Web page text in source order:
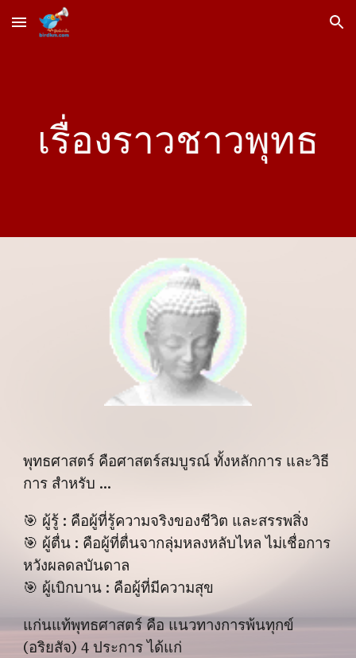
Skip to main content Skip to navigation
เรื่องราวชาวพุทธ
พุทธศาสตร์ คือศาสตร์สมบูรณ์ ทั้งหลักการ และวิธี
การ สำหรับ ...
🎯 ผู้รู้ : คือผู้ที่รู้ความจริงของชีวิต และสรรพสิ่ง
🎯 ผู้ตื่น : คือผู้ที่ตื่นจากลุ่มหลงหลับไหล ไม่เชื่อการ
หวังผลดลบันดาล
🎯 ผู้เบิกบาน : คือผู้ที่มีความสุข
แก่นแท้พุทธศาสตร์ คือ แนวทางการพ้นทุกข์
(อริยสัจ) 4 ประการ ได้แก่